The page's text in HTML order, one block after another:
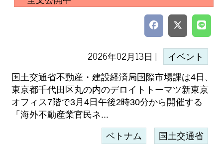
2026年02月13日 | イベント
国土交通省不動産・建設経済局国際市場課は4日、
東京都千代田区丸の内のデロイトトーマツ新東京
オフィス7階で3月4日午後2時30分から開催する
「海外不動産業官民ネ...
ベトナム 国土交通省